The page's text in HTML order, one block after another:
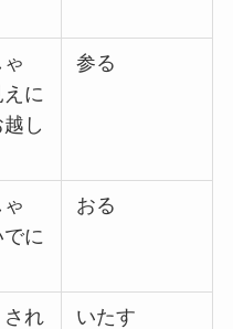
に
し
参る
に
おる
され
いたす